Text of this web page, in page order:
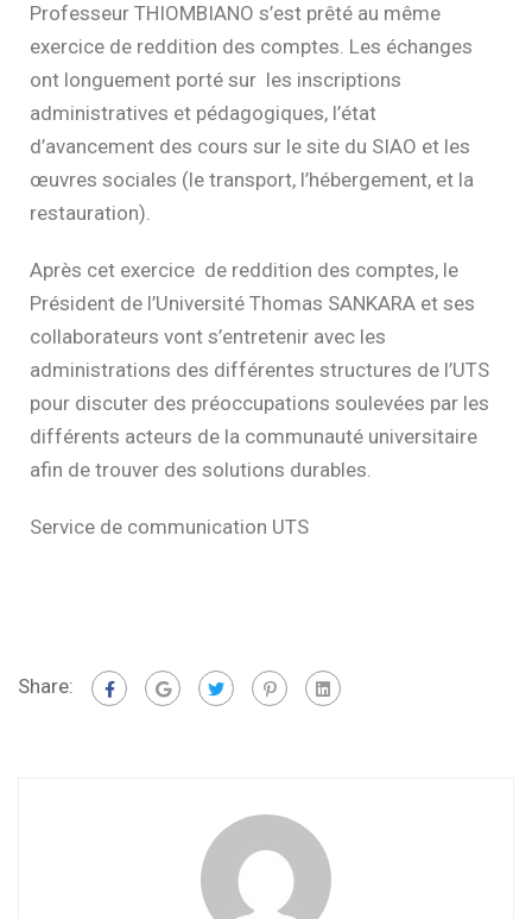
Professeur THIOMBIANO s’est prêté au même
exercice de reddition des comptes. Les échanges
ont longuement porté sur les inscriptions
administratives et pédagogiques, l’état
d’avancement des cours sur le site du SIAO et les
œuvres sociales (le transport, l’hébergement, et la
restauration).
Après cet exercice de reddition des comptes, le
Président de l’Université Thomas SANKARA et ses
collaborateurs vont s’entretenir avec les
administrations des différentes structures de l’UTS
pour discuter des préoccupations soulevées par les
différents acteurs de la communauté universitaire
afin de trouver des solutions durables.
Service de communication UTS
Share: